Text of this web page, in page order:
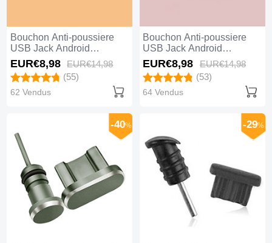
Bouchon Anti-poussiere
USB Jack Android
Universel C02 Argent
EUR€8,98 EUR€14,98
(55)
62 Vendus
Bouchon Anti-poussiere
USB Jack Android
Universel C02 Or Rose
EUR€8,98 EUR€14,98
(53)
64 Vendus
-40% -29%